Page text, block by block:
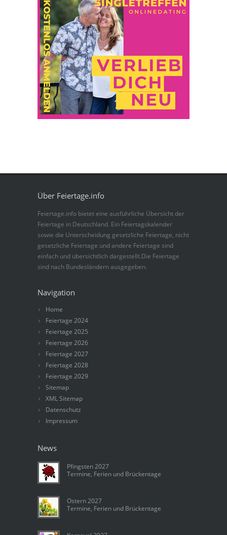
Über Feiertage.info
Feiertage.info bietet eine ausführliche Übersicht der
Feiertage in Deutschland. Ein Feiertagskalender
sowie die Unterscheidung gesetzliche Feiertage, nicht
gesetzliche Feiertage und andere Feiertage sind
einfach und übersichtlich dargestellt.Die Feiertage
sind nach Bundesländern ausgegeben.
Navigation
Home
Feiertage 2024
Feiertage 2025
Feiertage 2026
Feiertage 2027
Feiertage 2028
Feiertage 2029
Sitemap
XML Sitemap
Datenschutz
Impressum
News
Pfingsten 2027
Termine, Ferien und Brückentage
Ostern 2027
Termine, Ferien und Brückentage